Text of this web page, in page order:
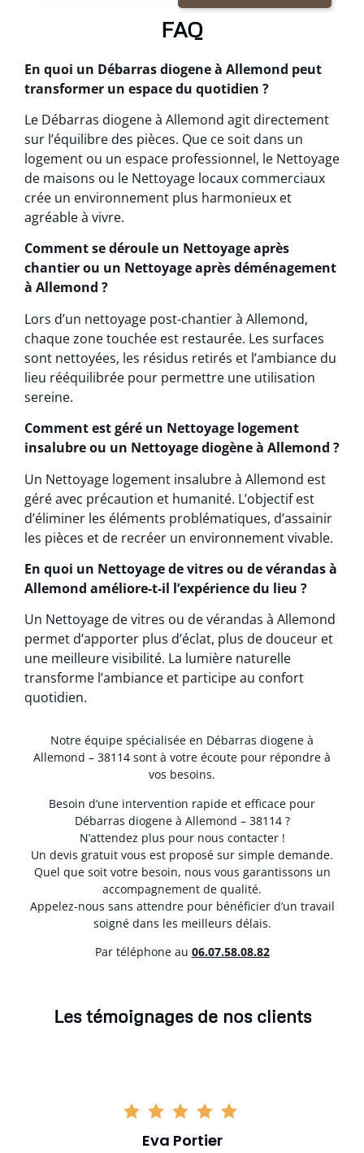
FAQ
En quoi un Débarras diogene à Allemond peut
transformer un espace du quotidien ?
Le Débarras diogene à Allemond agit directement
sur l’équilibre des pièces. Que ce soit dans un
logement ou un espace professionnel, le Nettoyage
de maisons ou le Nettoyage locaux commerciaux
crée un environnement plus harmonieux et
agréable à vivre.
Comment se déroule un Nettoyage après
chantier ou un Nettoyage après déménagement
à Allemond ?
Lors d’un nettoyage post-chantier à Allemond,
chaque zone touchée est restaurée. Les surfaces
sont nettoyées, les résidus retirés et l’ambiance du
lieu rééquilibrée pour permettre une utilisation
sereine.
Comment est géré un Nettoyage logement
insalubre ou un Nettoyage diogène à Allemond ?
Un Nettoyage logement insalubre à Allemond est
géré avec précaution et humanité. L’objectif est
d’éliminer les éléments problématiques, d’assainir
les pièces et de recréer un environnement vivable.
En quoi un Nettoyage de vitres ou de vérandas à
Allemond améliore-t-il l’expérience du lieu ?
Un Nettoyage de vitres ou de vérandas à Allemond
permet d’apporter plus d’éclat, plus de douceur et
une meilleure visibilité. La lumière naturelle
transforme l’ambiance et participe au confort
quotidien.
Notre équipe spécialisée en Débarras diogene à
Allemond – 38114 sont à votre écoute pour répondre à
vos besoins.
Besoin d’une intervention rapide et efficace pour
Débarras diogene à Allemond – 38114 ?
N’attendez plus pour nous contacter !
Un devis gratuit vous est proposé sur simple demande.
Quel que soit votre besoin, nous vous garantissons un
accompagnement de qualité.
Appelez-nous sans attendre pour bénéficier d’un travail
soigné dans les meilleurs délais.
Par téléphone au 06.07.58.08.82
Les témoignages de nos clients
Eva Portier